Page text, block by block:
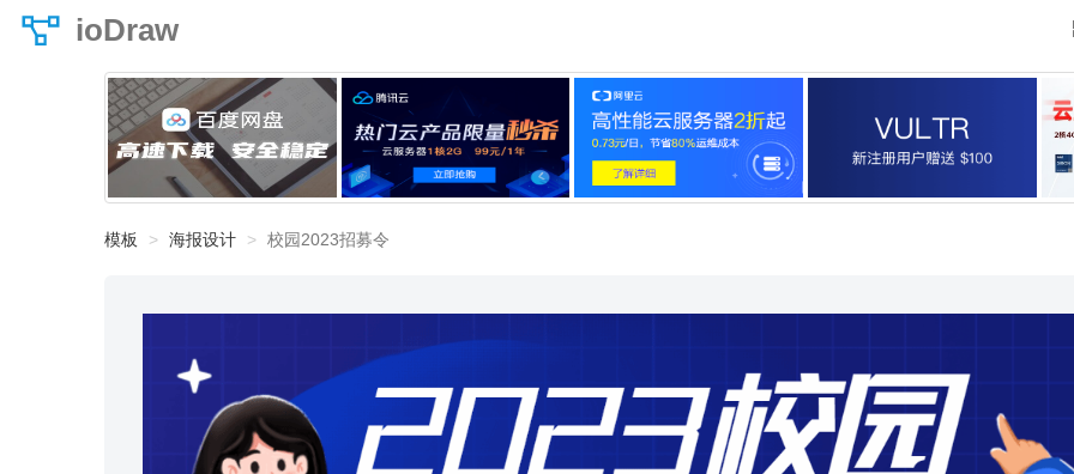
ioDraw
模板 海报设计 校园2023招募令